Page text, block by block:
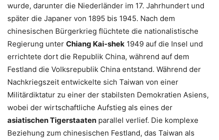
wurde, darunter die Niederländer im 17. Jahrhundert und
später die Japaner von 1895 bis 1945. Nach dem
chinesischen Bürgerkrieg flüchtete die nationalistische
Regierung unter Chiang Kai-shek 1949 auf die Insel und
errichtete dort die Republik China, während auf dem
Festland die Volksrepublik China entstand. Während der
Nachkriegszeit entwickelte sich Taiwan von einer
Militärdiktatur zu einer der stabilsten Demokratien Asiens,
wobei der wirtschaftliche Aufstieg als eines der
asiatischen Tigerstaaten parallel verlief. Die komplexe
Beziehung zum chinesischen Festland, das Taiwan als